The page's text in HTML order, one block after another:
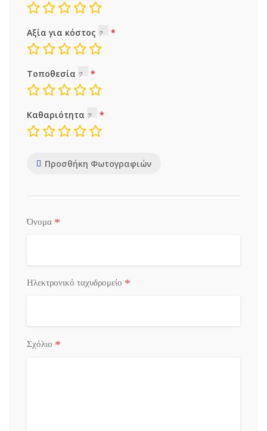
Αξία για κόστος
Τοποθεσία
Καθαριότητα
Προσθήκη Φωτογραφιών
Όνομα *
Ηλεκτρονικό ταχυδρομείο *
Σχόλιο *